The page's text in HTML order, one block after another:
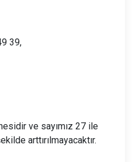
39,
ve sayımız 27 ile
arttırılmayacaktır.